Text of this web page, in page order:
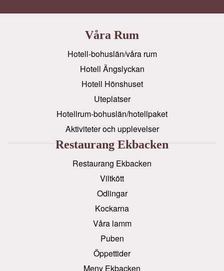
Våra Rum
Hotell-bohuslän/våra rum
Hotell Ängslyckan
Hotell Hönshuset
Uteplatser
Hotellrum-bohuslän/hotellpaket
Aktiviteter och upplevelser
Restaurang Ekbacken
Restaurang Ekbacken
Viltkött
Odlingar
Kockarna
Våra lamm
Puben
Öppettider
Meny Ekbacken